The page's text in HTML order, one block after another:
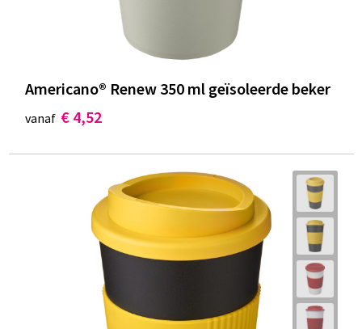
Americano®­­ Renew 350 ml geïsoleerde beker
vanaf € 4,52